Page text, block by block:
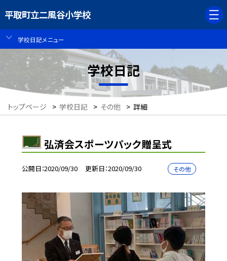
平取町立二風谷小学校
学校日記メニュー
学校日記
トップページ > 学校日記 > その他 > 詳細
弘済会スポーツパック贈呈式
公開日 2020/09/30 更新日 2020/09/30 その他